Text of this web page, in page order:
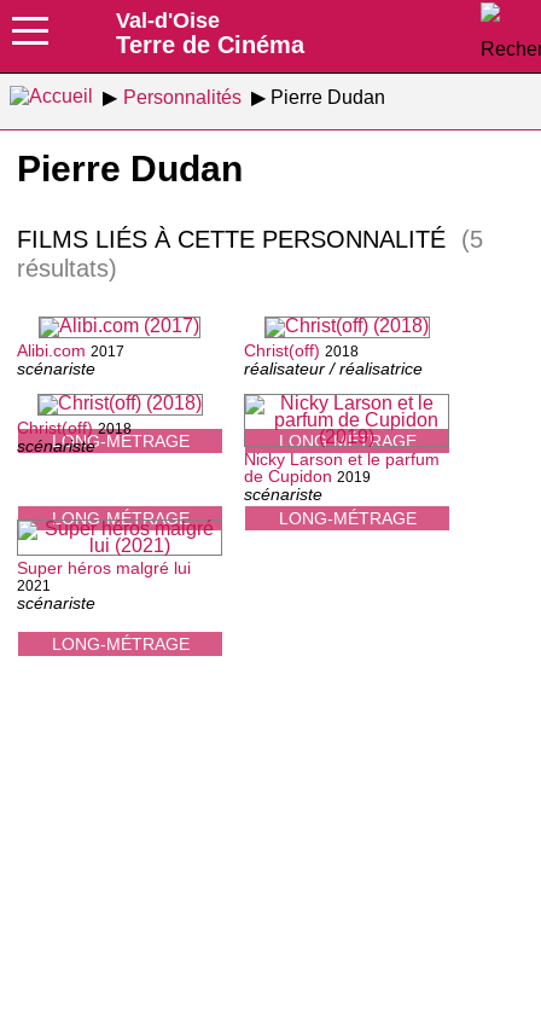
Val-d'Oise
Terre de Cinéma
Personnalités Pierre Dudan
Pierre Dudan
FILMS LIÉS À CETTE PERSONNALITÉ
(5
résultats)
LONG-MÉTRAGE
Alibi.com 2017
scénariste
LONG-MÉTRAGE
Christ(off) 2018
réalisateur / réalisatrice
LONG-MÉTRAGE
Christ(off) 2018
scénariste
LONG-MÉTRAGE
Nicky Larson et le parfum
de Cupidon 2019
scénariste
LONG-MÉTRAGE
Super héros malgré lui
2021
scénariste